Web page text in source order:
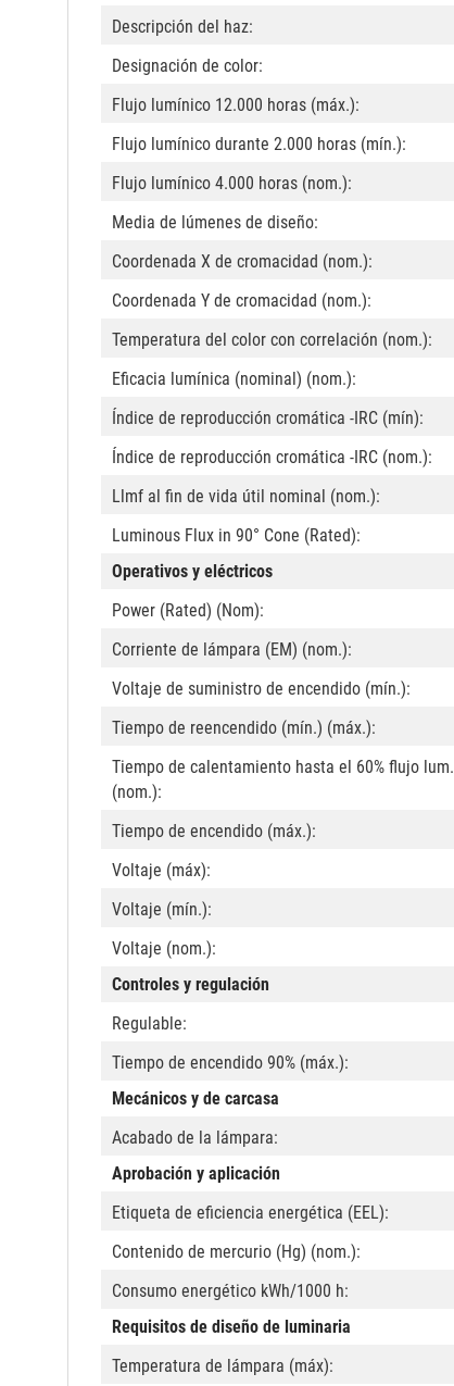
Descripción del haz:
Designación de color:
Flujo lumínico 12.000 horas (máx.):
Flujo lumínico durante 2.000 horas (mín.):
Flujo lumínico 4.000 horas (nom.):
Media de lúmenes de diseño:
Coordenada X de cromacidad (nom.):
Coordenada Y de cromacidad (nom.):
Temperatura del color con correlación (nom.):
Eficacia lumínica (nominal) (nom.):
Índice de reproducción cromática -IRC (mín):
Índice de reproducción cromática -IRC (nom.):
Llmf al fin de vida útil nominal (nom.):
Luminous Flux in 90° Cone (Rated):
Operativos y eléctricos
Power (Rated) (Nom):
Corriente de lámpara (EM) (nom.):
Voltaje de suministro de encendido (mín.):
Tiempo de reencendido (mín.) (máx.):
Tiempo de calentamiento hasta el 60% flujo lum.
(nom.):
Tiempo de encendido (máx.):
Voltaje (máx):
Voltaje (mín.):
Voltaje (nom.):
Controles y regulación
Regulable:
Tiempo de encendido 90% (máx.):
Mecánicos y de carcasa
Acabado de la lámpara:
Aprobación y aplicación
Etiqueta de eficiencia energética (EEL):
Contenido de mercurio (Hg) (nom.):
Consumo energético kWh/1000 h:
Requisitos de diseño de luminaria
Temperatura de lámpara (máx):